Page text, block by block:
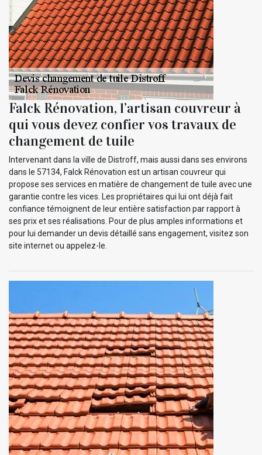
Falck Rénovation, l’artisan couvreur à
qui vous devez confier vos travaux de
changement de tuile
Intervenant dans la ville de Distroff, mais aussi dans ses environs
dans le 57134, Falck Rénovation est un artisan couvreur qui
propose ses services en matière de changement de tuile avec une
garantie contre les vices. Les propriétaires qui lui ont déjà fait
confiance témoignent de leur entière satisfaction par rapport à
ses prix et ses réalisations. Pour de plus amples informations et
pour lui demander un devis détaillé sans engagement, visitez son
site internet ou appelez-le.